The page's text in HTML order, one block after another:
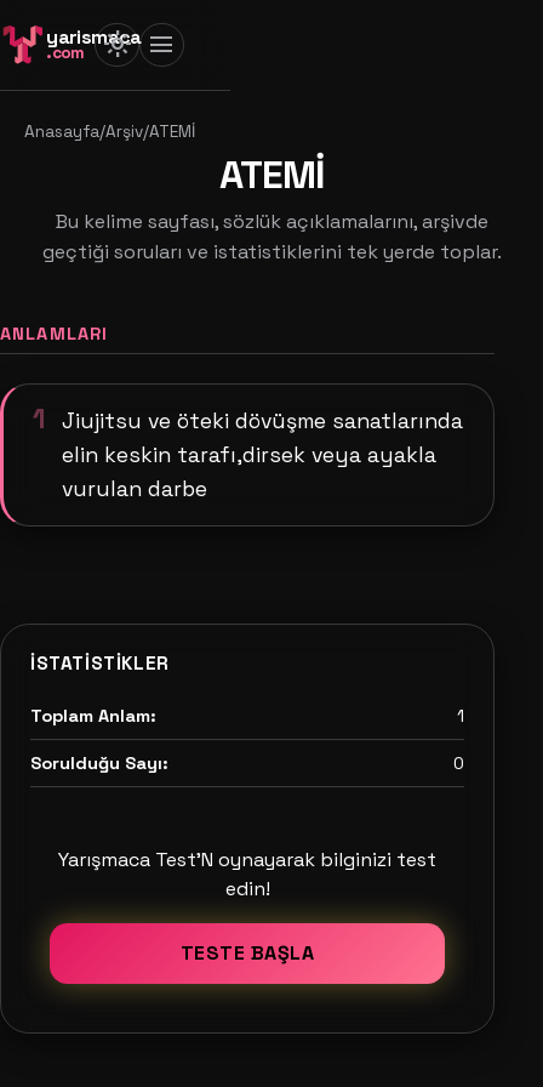
yarismaca
.com light_mode menu
Anasayfa/Arşiv/ATEMİ
ATEMİ
Bu kelime sayfası, sözlük açıklamalarını, arşivde
geçtiği soruları ve istatistiklerini tek yerde toplar.
ANLAMLARI
1
Jiujitsu ve öteki dövüşme sanatlarında
elin keskin tarafı,dirsek veya ayakla
vurulan darbe
İSTATISTIKLER
Toplam Anlam: 1
Sorulduğu Sayı: 0
Yarışmaca Test'N oynayarak bilginizi test
edin!
TESTE BAŞLA